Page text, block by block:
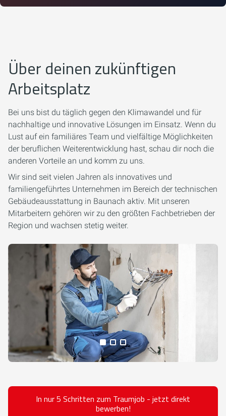
Über deinen zukünftigen
Arbeitsplatz
Bei uns bist du täglich gegen den Klimawandel und für
nachhaltige und innovative Lösungen im Einsatz. Wenn du
Lust auf ein familiäres Team und vielfältige Möglichkeiten
der beruflichen Weiterentwicklung hast, schau dir noch die
anderen Vorteile an und komm zu uns.
Wir sind seit vielen Jahren als innovatives und
familiengeführtes Unternehmen im Bereich der technischen
Gebäudeausstattung in Baunach aktiv. Mit unseren
Mitarbeitern gehören wir zu den größten Fachbetrieben der
Region und wachsen stetig weiter.
Alle Medien anzeigen
In nur 5 Schritten zum Traumjob - jetzt direkt
bewerben!